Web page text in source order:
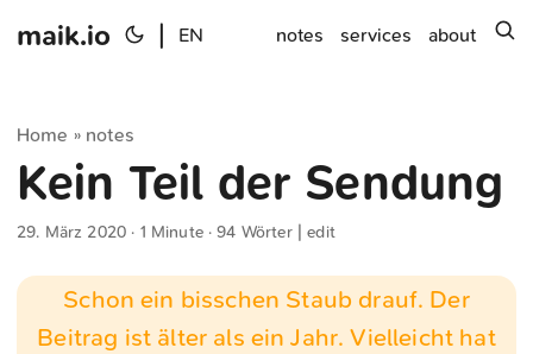
maik.io EN notes services about
Home » notes
Kein Teil der Sendung
29. März 2020 · 1 Minute · 94 Wörter |edit
Schon ein bisschen Staub drauf. Der
Beitrag ist älter als ein Jahr. Vielleicht hat